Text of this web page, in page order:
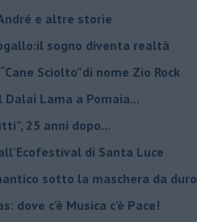
e altre storie
sogno diventa realtà
Sciolto”di nome Zio Rock
Lama a Pomaia...
25 anni dopo...
di Santa Luce
sotto la maschera da duro
dove c'è Musica c'è Pace!